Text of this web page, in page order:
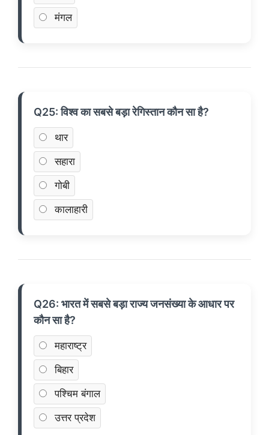
मंगल
Q25: विश्व का सबसे बड़ा रेगिस्तान कौन सा है?
थार
सहारा
गोबी
कालाहारी
Q26: भारत में सबसे बड़ा राज्य जनसंख्या के आधार पर
कौन सा है?
महाराष्ट्र
बिहार
पश्चिम बंगाल
उत्तर प्रदेश